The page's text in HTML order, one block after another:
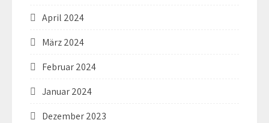
April 2024
März 2024
Februar 2024
Januar 2024
Dezember 2023